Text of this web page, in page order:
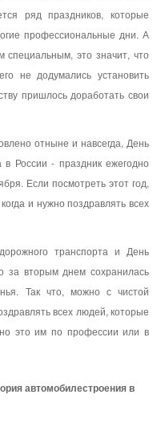
ряд праздников, которые
профессиональные дни. А
специальным, это значит, что
не додумались установить
пришлось доработать свои
отныне и навсегда, День
в России - праздник ежегодно
Если посмотреть этот год,
и нужно поздравлять всех
транспорта и День
за вторым днем сохранилась
Так что, можно с чистой
всех людей, которые
это им по профессии или в
автомобилестроения в